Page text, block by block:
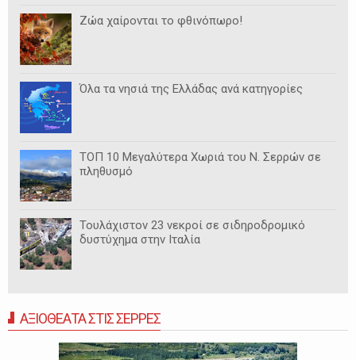
Ζώα χαίρονται το φθινόπωρο!
Όλα τα νησιά της Ελλάδας ανά κατηγορίες
ΤΟΠ 10 Μεγαλύτερα Χωριά του Ν. Σερρών σε
πληθυσμό
Τουλάχιστον 23 νεκροί σε σιδηροδρομικό
δυστύχημα στην Ιταλία
ΑΞΙΟΘΕΑΤΑ ΣΤΙΣ ΣΕΡΡΕΣ